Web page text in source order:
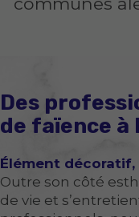
Des
de faïence à
Élément
Outre son côté
de vie et